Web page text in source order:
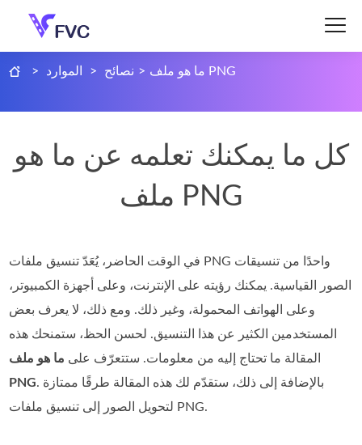
> الموارد > نصائح > ما هو ملف PNG
كل ما يمكنك تعلمه عن ما هو
ملف PNG
في الوقت الحاضر، يُعَدّ تنسيق ملفات PNG واحدًا من تنسيقات
الصور القياسية. يمكنك رؤيته على الإنترنت، وعلى أجهزة الكمبيوتر،
وعلى الهواتف المحمولة، وغير ذلك. ومع ذلك، لا يعرف بعض
المستخدمين الكثير عن هذا التنسيق. لحسن الحظ، ستمنحك هذه
المقالة ما تحتاج إليه من معلومات. ستتعرّف على ما هو ملف
PNG. بالإضافة إلى ذلك، ستقدّم لك هذه المقالة طرقًا ممتازة
لتحويل الصور إلى تنسيق ملفات PNG.